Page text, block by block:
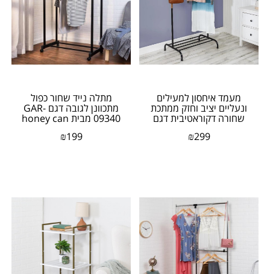
מעמד איחסון למעילים
ונעליים יציב וחזק ממתכת
שחורה דקוראטיבית דגם
GAR-09569 מבית...
אזל המלאי
₪299
מתלה נייד שחור כפול
מתכוונן לגובה דגם GAR-
09340 מבית honey can
₪199